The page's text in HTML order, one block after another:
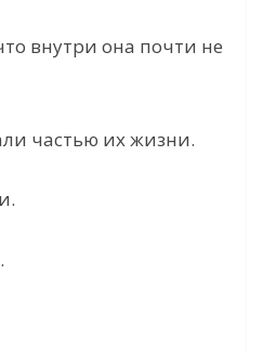
внутри она почти не
частью их жизни.